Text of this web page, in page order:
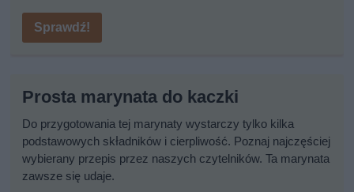
Sprawdź!
Prosta marynata do kaczki
Do przygotowania tej marynaty wystarczy tylko kilka
podstawowych składników i cierpliwość. Poznaj najczęściej
wybierany przepis przez naszych czytelników. Ta marynata
zawsze się udaje.